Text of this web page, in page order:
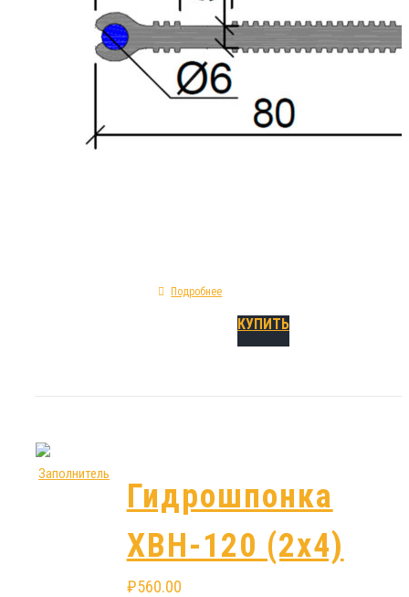
Гидрошпонка ХВН-80 (2х6) ПВХ относится к
инженерных строительных изделий ,
сфере герметизации подвижных
технологических швов. Монтируется во
или опалубочных работ. Технические
Подробнее
КУПИТЬ
Гидрошпонка
ХВН-120 (2х4)
₽560.00